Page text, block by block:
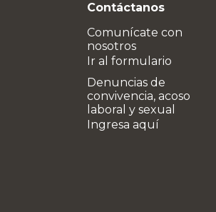
Contáctanos
Comunícate con
nosotros
Ir al formulario
Denuncias de
convivencia, acoso
laboral y sexual
Ingresa aquí